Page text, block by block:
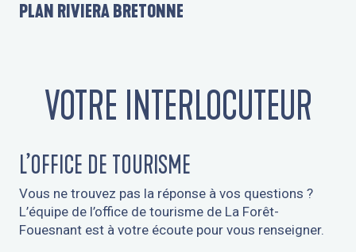
PLAN RIVIERA BRETONNE
VOTRE INTERLOCUTEUR
L’OFFICE DE TOURISME
Vous ne trouvez pas la réponse à vos questions ?
L’équipe de l’office de tourisme de La Forêt-
Fouesnant est à votre écoute pour vous renseigner.